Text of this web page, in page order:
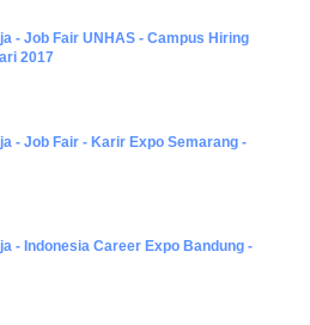
- Job Fair UNHAS - Campus Hiring
2017
- Job Fair - Karir Expo Semarang -
- Indonesia Career Expo Bandung -